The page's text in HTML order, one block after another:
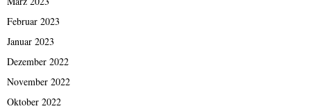
Februar 2023
Januar 2023
Dezember 2022
November 2022
Oktober 2022